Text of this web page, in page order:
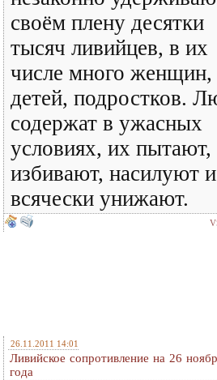
своём плену десятки
тысяч ливийцев, в их
числе много женщин,
детей, подростков.
содержат в ужасных
условиях, их пытают,
избивают, насилуют и
всячески унижают.
26.11.2011 14:01
Ливийское сопротивление на 26
года